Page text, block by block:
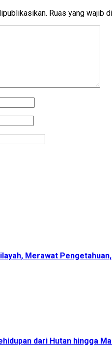
Ruas yang wajib
Merawat
dari Hutan hingga